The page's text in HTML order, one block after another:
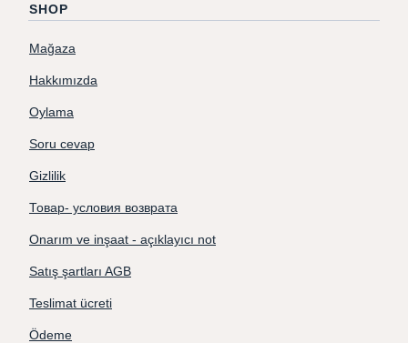
SHOP
Mağaza
Hakkımızda
Oylama
Soru cevap
Gizlilik
Товар- условия возврата
Onarım ve inşaat - açıklayıcı not
Satış şartları AGB
Teslimat ücreti
Ödeme